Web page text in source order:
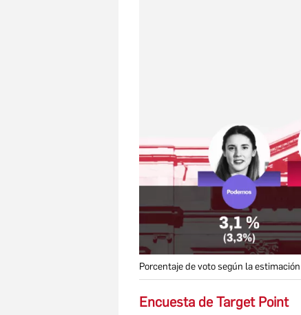
Porcentaje de voto según la
Encuesta de Target Point